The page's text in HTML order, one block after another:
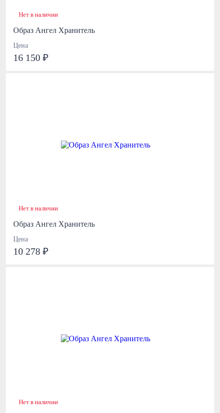
Нет в наличии
Образ Ангел Хранитель
Цена
16 150 ₽
Нет в наличии
Образ Ангел Хранитель
Цена
10 278 ₽
Нет в наличии